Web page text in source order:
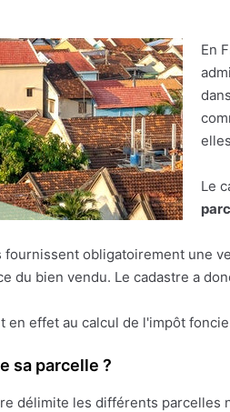
En
Le
obligatoirement une
du bien vendu. Le cadastre a
en effet au calcul de l'impôt
sa parcelle ?
délimite les différents parcelles